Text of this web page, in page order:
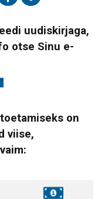
uudiskirjaga,
otse Sinu e-
on
viise,